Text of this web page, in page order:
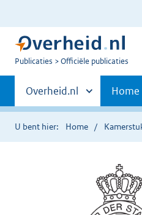
U
Publicaties Officiële publicaties
Primaire
navigatie
Andere
sites
binnen
Overheid.nl Home
U bent hier: Home